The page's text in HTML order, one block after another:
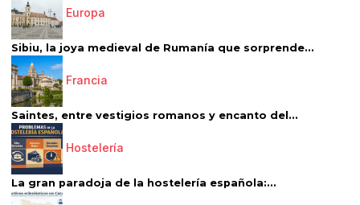
Europa
Sibiu, la joya medieval de Rumanía que sorprende...
Francia
Saintes, entre vestigios romanos y encanto del...
Hostelería
La gran paradoja de la hostelería española:...